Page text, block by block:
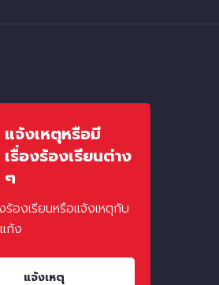
แจ้งเหตุหรือมี
เรื่องร้องเรียนต่าง
ๆ
ร้องเรียนหรือแจ้งเหตุกับ
ก้ง
แจ้งเหตุ